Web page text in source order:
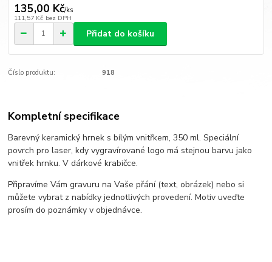
135,00 Kč/ks
111,57 Kč bez DPH
Přidat do košíku
Číslo produktu: 918
Kompletní specifikace
Barevný keramický hrnek s bílým vnitřkem, 350 ml. Speciální
povrch pro laser, kdy vygravírované logo má stejnou barvu jako
vnitřek hrnku. V dárkové krabičce.
Připravíme Vám gravuru na Vaše přání (text, obrázek) nebo si
můžete vybrat z nabídky jednotlivých provedení. Motiv uveďte
prosím do poznámky v objednávce.